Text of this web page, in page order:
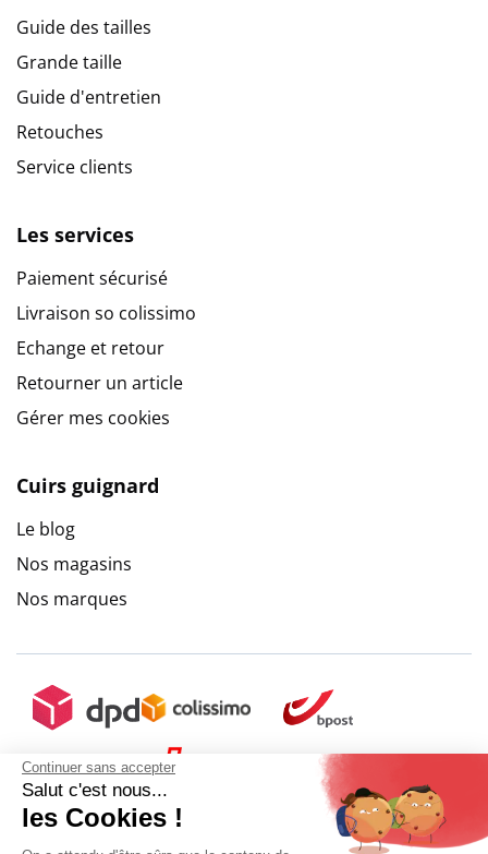
Continuer sans accepter
Salut c'est nous...
les Cookies !
Guide des tailles
Grande taille
Guide d'entretien
Retouches
Service clients
Les services
Paiement sécurisé
Livraison so colissimo
Echange et retour
Retourner un article
Gérer mes cookies
Cuirs guignard
Le blog
Nos magasins
Nos marques